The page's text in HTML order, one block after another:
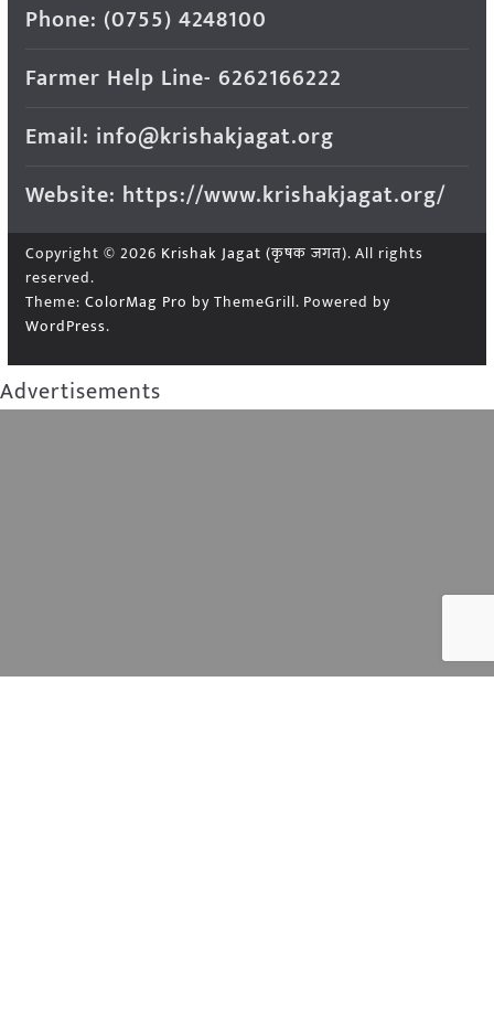
Phone: (0755) 4248100
Farmer Help Line- 6262166222
Email: info@krishakjagat.org
Website: https://www.krishakjagat.org/
Copyright © 2026 Krishak Jagat (कृषक जगत). All rights
reserved.
Theme: ColorMag Pro by ThemeGrill. Powered by
WordPress.
Advertisements